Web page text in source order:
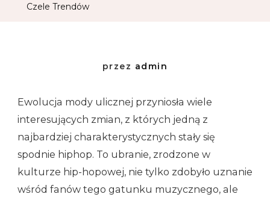
Czele Trendów
przez admin
Ewolucja mody ulicznej przyniosła wiele
interesujących zmian, z których jedną z
najbardziej charakterystycznych stały się
spodnie hiphop. To ubranie, zrodzone w
kulturze hip-hopowej, nie tylko zdobyło uznanie
wśród fanów tego gatunku muzycznego, ale